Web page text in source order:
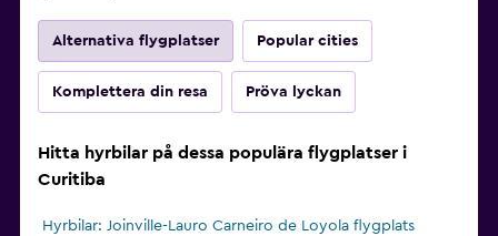
Alternativa flygplatser Popular cities
Komplettera din resa Pröva lyckan
Hitta hyrbilar på dessa populära flygplatser i
Curitiba
Hyrbilar: Joinville-Lauro Carneiro de Loyola flygplats